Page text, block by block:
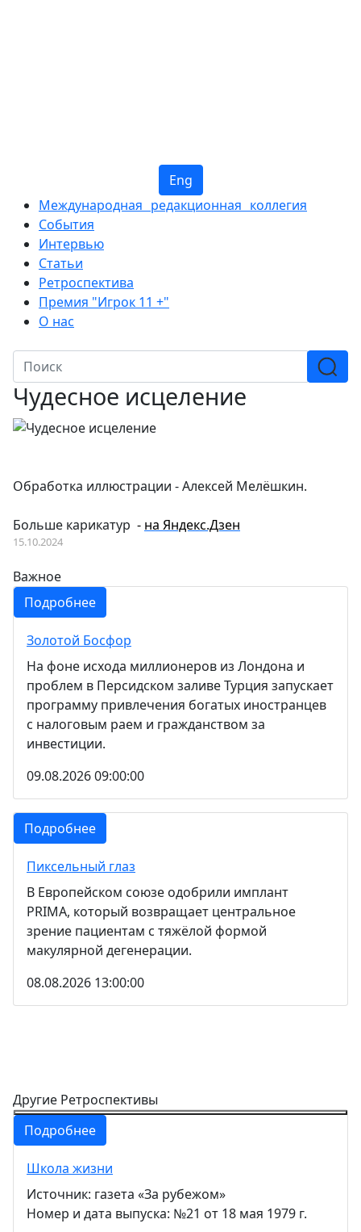
Eng
Международная редакционная коллегия
События
Интервью
Статьи
Ретроспектива
Премия "Игрок 11 +"
О нас
Чудесное исцеление
Обработка иллюстрации - Алексей Мелёшкин.
Больше карикатур - на Яндекс.Дзен
15.10.2024
Важное
Подробнее
Золотой Босфор
На фоне исхода миллионеров из Лондона и
проблем в Персидском заливе Турция запускает
программу привлечения богатых иностранцев
с налоговым раем и гражданством за
инвестиции.
09.08.2026 09:00:00
Подробнее
Пиксельный глаз
В Европейском союзе одобрили имплант
PRIMA, который возвращает центральное
зрение пациентам с тяжёлой формой
макулярной дегенерации.
08.08.2026 13:00:00
Другие Ретроспективы
Подробнее
Школа жизни
Источник: газета «За рубежом»
Номер и дата выпуска: №21 от 18 мая 1979 г.